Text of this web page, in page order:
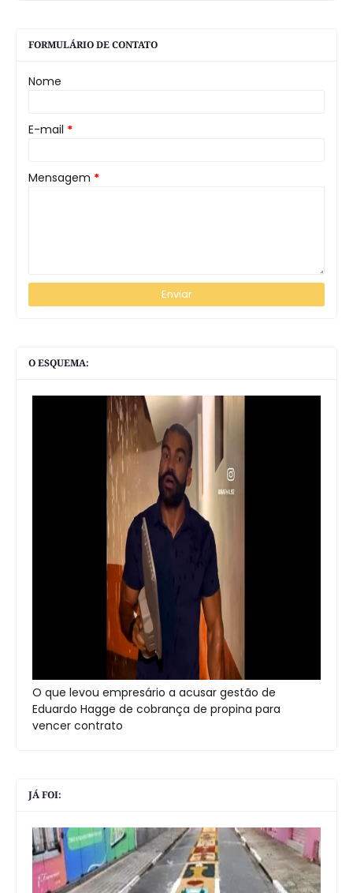
FORMULÁRIO DE CONTATO
Nome
E-mail *
Mensagem *
O ESQUEMA:
O que levou empresário a acusar gestão de
Eduardo Hagge de cobrança de propina para
vencer contrato
JÁ FOI: